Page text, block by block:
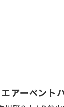
アーペント